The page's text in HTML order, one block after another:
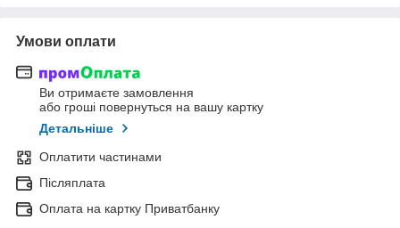
Умови оплати
Ви отримаєте замовлення
або гроші повернуться на вашу картку
Детальніше
Оплатити частинами
Післяплата
Оплата на картку Приватбанку